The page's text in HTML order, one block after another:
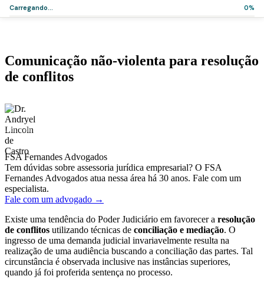
Home>Artigos
Comunicação não-violenta para resolução
de conflitos
2 min de leitura
Carregando... 0%
FSA Fernandes Advogados
Tem dúvidas sobre assessoria jurídica empresarial? O FSA
Fernandes Advogados atua nessa área há 30 anos. Fale com um
especialista.
Fale com um advogado →
Existe uma tendência do Poder Judiciário em favorecer a resolução
de conflitos utilizando técnicas de conciliação e mediação. O
ingresso de uma demanda judicial invariavelmente resulta na
realização de uma audiência buscando a conciliação das partes. Tal
circunstância é observada inclusive nas instâncias superiores,
quando já foi proferida sentença no processo.